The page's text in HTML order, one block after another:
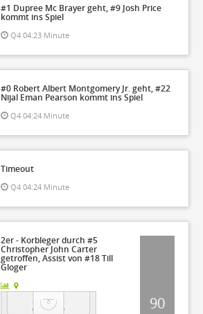
#1 Dupree Mc Brayer geht, #9 Josh Price
kommt ins Spiel
Q4 04:23 Minute
#0 Robert Albert Montgomery Jr. geht, #22
Nijal Eman Pearson kommt ins Spiel
Q4 04:24 Minute
Timeout
Q4 04:24 Minute
2er - Korbleger durch #5
Christopher John Carter
getroffen, Assist von #18 Till
Gloger
90